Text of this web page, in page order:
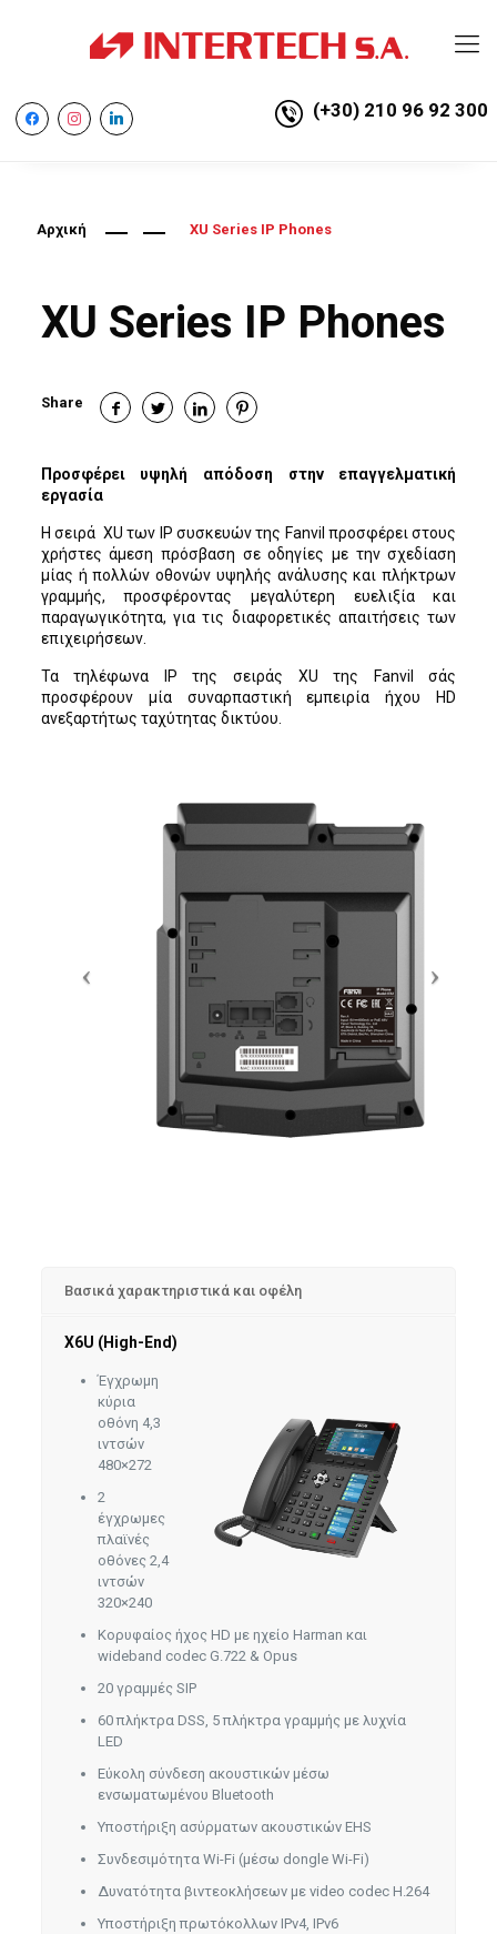
facebookinstagramlinkedin (+30) 210 96 92 300
Αρχική XU Series IP Phones
XU Series IP Phones
Share
Προσφέρει υψηλή απόδοση στην επαγγελματική
εργασία
Η σειρά XU των IP συσκευών της Fanvil προσφέρει στους
χρήστες άμεση πρόσβαση σε οδηγίες με την σχεδίαση
μίας ή πολλών οθονών υψηλής ανάλυσης και πλήκτρων
γραμμής, προσφέροντας μεγαλύτερη ευελιξία και
παραγωγικότητα, για τις διαφορετικές απαιτήσεις των
επιχειρήσεων.
Τα τηλέφωνα IP της σειράς XU της Fanvil σάς
προσφέρουν μία συναρπαστική εμπειρία ήχου HD
ανεξαρτήτως ταχύτητας δικτύου.
Βασικά χαρακτηριστικά και οφέλη
X6U (High-End)
Έγχρωμη
κύρια
οθόνη 4,3
ιντσών
480×272
2
έγχρωμες
πλαϊνές
οθόνες 2,4
ιντσών
320×240
Κορυφαίος ήχος HD με ηχείο Harman και
wideband codec G.722 & Opus
20 γραμμές SIP
60 πλήκτρα DSS, 5 πλήκτρα γραμμής με λυχνία
LED
Εύκολη σύνδεση ακουστικών μέσω
ενσωματωμένου Bluetooth
Υποστήριξη ασύρματων ακουστικών EHS
Συνδεσιμότητα Wi-Fi (μέσω dongle Wi-Fi)
Δυνατότητα βιντεοκλήσεων με video codec H.264
Υποστήριξη πρωτόκολλων IPv4, IPv6